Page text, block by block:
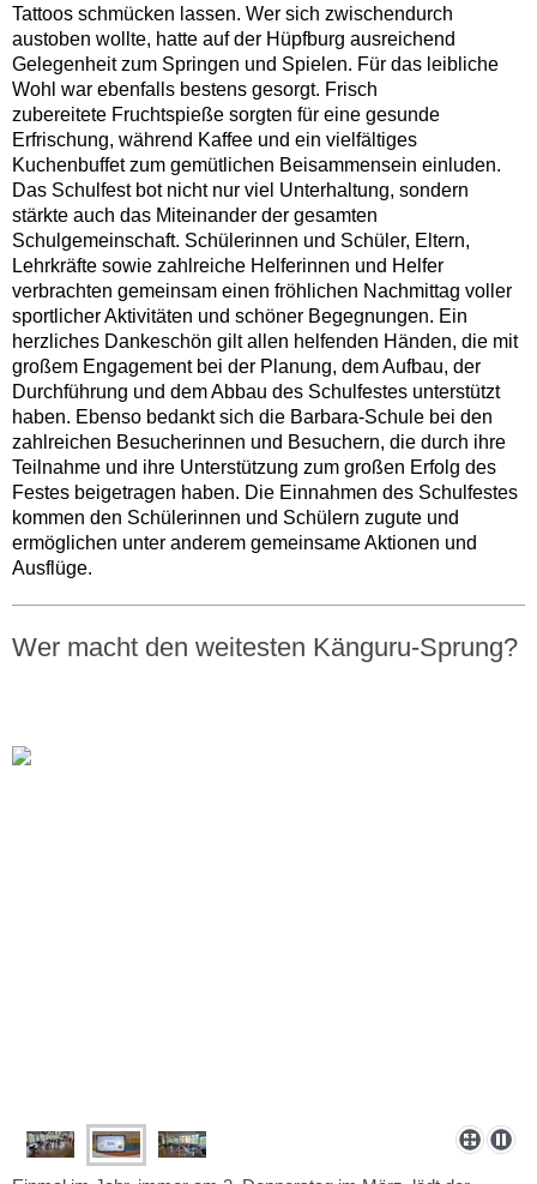
Tattoos schmücken lassen. Wer sich zwischendurch
austoben wollte, hatte auf der Hüpfburg ausreichend
Gelegenheit zum Springen und Spielen. Für das leibliche
Wohl war ebenfalls bestens gesorgt. Frisch
zubereitete Fruchtspieße sorgten für eine gesunde
Erfrischung, während Kaffee und ein vielfältiges
Kuchenbuffetzum gemütlichen Beisammensein einluden.
Das Schulfest bot nicht nur viel Unterhaltung, sondern
stärkte auch das Miteinander der gesamten
Schulgemeinschaft. Schülerinnen und Schüler, Eltern,
Lehrkräfte sowie zahlreiche Helferinnen und Helfer
verbrachten gemeinsam einen fröhlichen Nachmittag voller
sportlicher Aktivitäten und schöner Begegnungen. Ein
herzliches Dankeschön gilt allen helfenden Händen, die mit
großem Engagement bei der Planung, dem Aufbau, der
Durchführung und dem Abbau des Schulfestes unterstützt
haben. Ebenso bedankt sich die Barbara-Schule bei den
zahlreichen Besucherinnen und Besuchern, die durch ihre
Teilnahme und ihre Unterstützung zum großen Erfolg des
Festes beigetragen haben. Die Einnahmen des Schulfestes
kommen den Schülerinnen und Schülern zugute und
ermöglichen unter anderem gemeinsame Aktionen und
Ausflüge.
Wer macht den weitesten Känguru-Sprung?